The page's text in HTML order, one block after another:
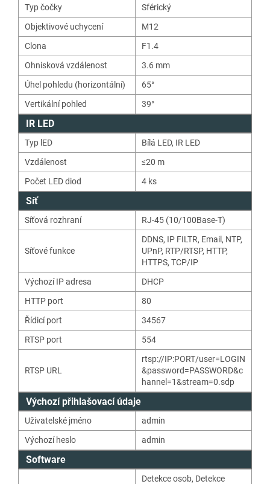
Typ čočky
Sférický
Objektivové uchycení
M12
Clona
F1.4
Ohnisková vzdálenost
3.6 mm
Úhel pohledu (horizontální)
65°
Vertikální pohled
39°
IR LED
Typ lED Bílá LED, IR LED
Vzdálenost
≤20 m
Počet LED diod
4 ks
Síť
Síťová rozhraní RJ-45 (10/100Base-T)
Síťové funkce
DDNS, IP FILTR, Email , NTP,
UPnP, RTP/RTSP, HTTP,
HTTPS, TCP/IP
Výchozí IP adresa
DHCP
HTTP port
80
Řídicí port
34567
RTSP port
554
RTSP URL
rtsp://IP:PORT/user=LOGIN
&password=PASSWORD&c
hannel=1&stream=0.sdp
Výchozí přihlašovací údaje
Uživatelské jméno
admin
Výchozí heslo
admin
Software
Detekce osob, Detekce